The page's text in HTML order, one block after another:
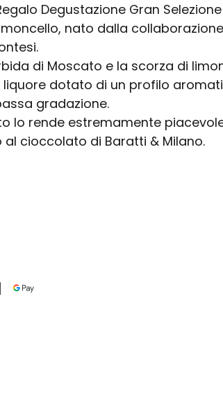
Degustazione Gran
nato dalla
di Moscato e la scorza di
liquore dotato di un profilo
gradazione.
lo rende estremamente
cioccolato di Baratti & Milano.